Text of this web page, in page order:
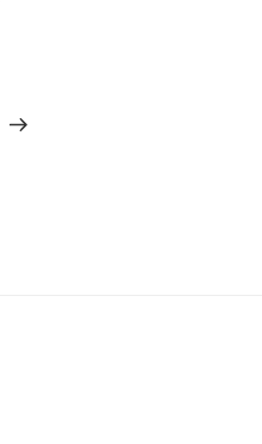
entrada